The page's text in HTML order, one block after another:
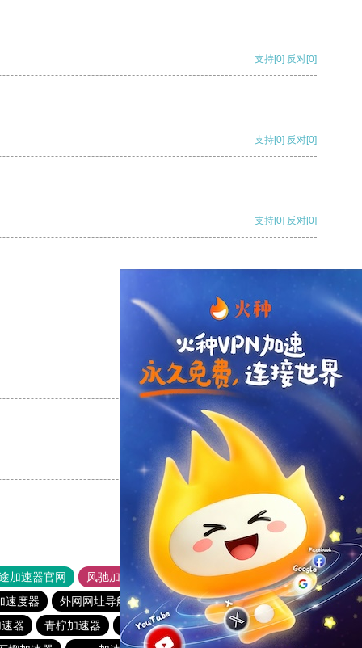
支持[0] 反对[0]
支持[0] 反对[0]
支持[0] 反对[0]
支持
支持[0] 反对[0]
支持[0] 反对[0]
加速器官网 风驰加速器
旋风加速器
速度器
外网网址导航 软件中心
海鸥加速器
器
青柠加速器 银河加速器 荔枝加速器
银河加速器